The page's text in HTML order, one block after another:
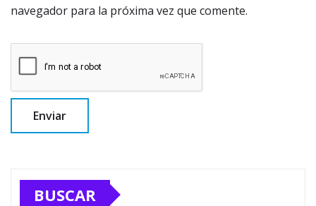
navegador para la próxima vez que comente.
BUSCAR